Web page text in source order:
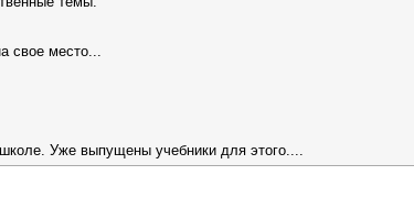
свое место...
Уже выпущены учебники для этого....